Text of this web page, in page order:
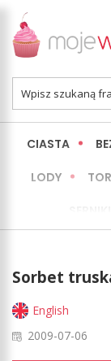
CIASTA
LODY
Sorbet
English
2009-07-06